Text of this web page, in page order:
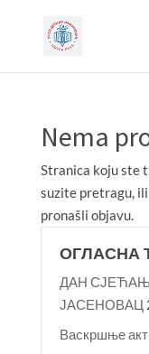
Nema
Stranica koju ste
suzite pretragu,
pronašli objavu.
ОГЛАСНА
ДАН
ЈАСЕНОВАЦ
Васкршње